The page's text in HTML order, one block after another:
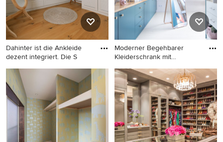
Dahinter ist die Ankleide
dezent integriert. Die S
Kleines Skandinavisches
Ankleidezimmer mit
Ankleidebereich, weißen
Schränken, braunem
Holzboden, braunem Boden
und Tapetendecke in Berlin
Moderner Begehbarer
Kleiderschrank mit
Moderner Begehbarer
Kleiderschrank mit
flächenbündigen
Schrankfronten, blauen
Schränken, weißem Boden
und gewölbter Decke in
Bordeaux